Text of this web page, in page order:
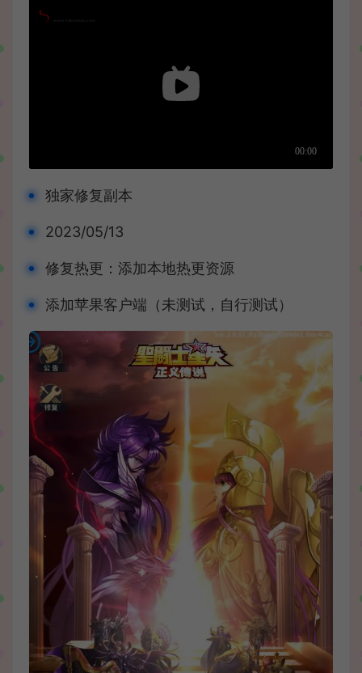
独家修复副本
2023/05/13
修复热更：添加本地热更资源
添加苹果客户端（未测试，自行测试）